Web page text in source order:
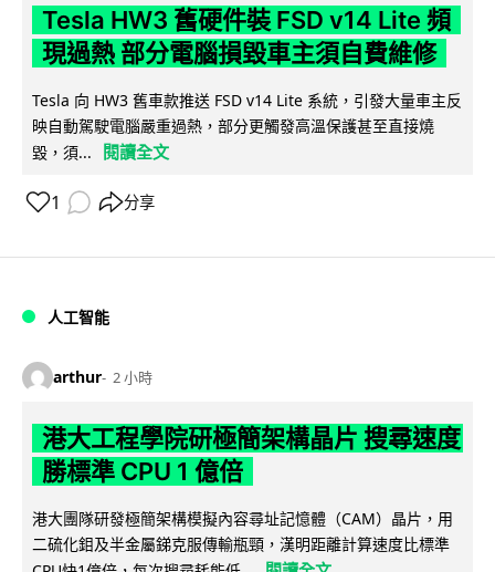
Tesla HW3 舊硬件裝 FSD v14 Lite 頻
現過熱 部分電腦損毀車主須自費維修
Tesla 向 HW3 舊車款推送 FSD v14 Lite 系統，引發大量車主反
映自動駕駛電腦嚴重過熱，部分更觸發高溫保護甚至直接燒
毀，須...
閱讀全文
1 分享
人工智能
arthur 2 小時
港大工程學院研極簡架構晶片 搜尋速度
勝標準 CPU 1 億倍
港大團隊研發極簡架構模擬內容尋址記憶體（CAM）晶片，用
二硫化鉬及半金屬銻克服傳輸瓶頸，漢明距離計算速度比標準